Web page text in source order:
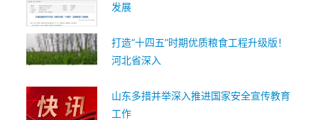
发展
打造“十四五”时期优质粮食工程升级版！
河北省深入
山东多措并举深入推进国家安全宣传教育
工作